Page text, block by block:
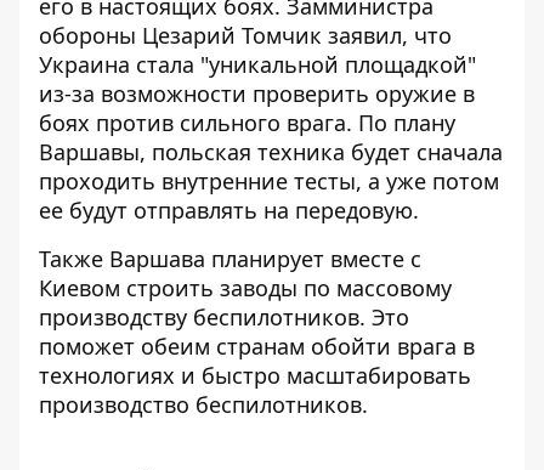
его в настоящих боях. Замминистра
обороны Цезарий Томчик заявил, что
Украина стала "уникальной площадкой"
из-за возможности проверить оружие в
боях против сильного врага. По плану
Варшавы, польская техника будет сначала
проходить внутренние тесты, а уже потом
ее будут отправлять на передовую.
Также Варшава планирует вместе с
Киевом строить заводы по массовому
производству беспилотников. Это
поможет обеим странам обойти врага в
технологиях и быстро масштабировать
производство беспилотников.